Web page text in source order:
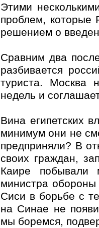
Этими
проблем, которые
решением о
Сравним два
разбивается
туриста. Москва
недель и
Вина египетских
минимум они не
предприняли? В
своих граждан,
Каире побывали
министра
Сиси в борьбе с
на Синае не
мы боремся,